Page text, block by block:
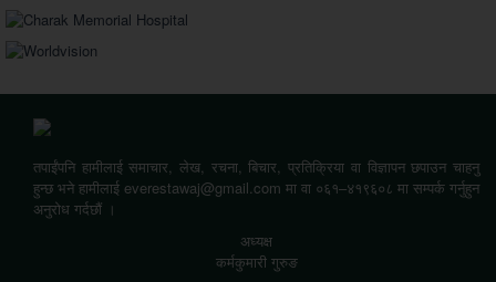
तपाईंपनि हामीलाई समाचार, लेख, रचना, बिचार, प्रतिक्रिया वा विज्ञापन छपाउन चाहनु
हुन्छ भने हामीलाई everestawaj@gmail.com मा वा ०६१–४१९६०८ मा सम्पर्क गर्नुहुन
अनुरोध गर्दछौं ।
अध्यक्ष
कर्मकुमारी गुरुङ